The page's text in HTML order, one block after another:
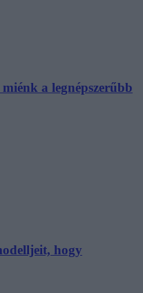
a legnépszerűbb
hogy